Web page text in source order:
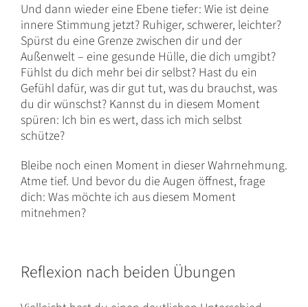
Und dann wieder eine Ebene tiefer: Wie ist deine
innere Stimmung jetzt? Ruhiger, schwerer, leichter?
Spürst du eine Grenze zwischen dir und der
Außenwelt – eine gesunde Hülle, die dich umgibt?
Fühlst du dich mehr bei dir selbst? Hast du ein
Gefühl dafür, was dir gut tut, was du brauchst, was
du dir wünschst? Kannst du in diesem Moment
spüren: Ich bin es wert, dass ich mich selbst
schütze?
Bleibe noch einen Moment in dieser Wahrnehmung.
Atme tief. Und bevor du die Augen öffnest, frage
dich: Was möchte ich aus diesem Moment
mitnehmen?
Reflexion nach beiden Übungen